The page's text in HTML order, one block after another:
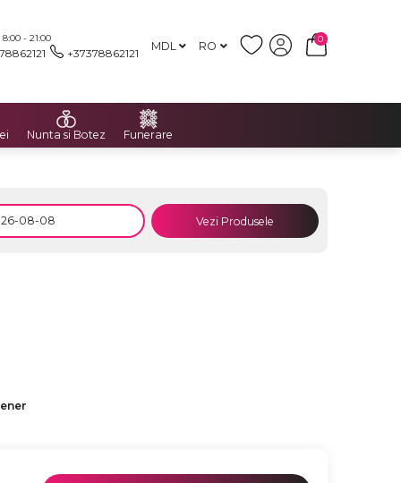
- 21:00
+37378862121 MDL RO
0
Nunta si Botez Funerare
Vezi Produsele